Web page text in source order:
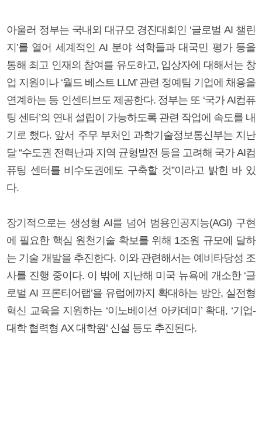
아울러 정부는 국내외 대규모 경진대회인 ‘글로벌 AI 챌린
지’를 열어 세계적인 AI 분야 석학들과 대국민 평가 등을
통해 최고 인재의 참여를 유도하고, 입상자에 대해서는 창
업 지원이나 ‘월드 베스트 LLM’ 관련 정예팀 기업에 채용을
연계하는 등 인센티브도 제공한다. 정부는 또 ‘국가 AI컴퓨
팅 센터’의 연내 설립이 가능하도록 관련 작업에 속도를 내
기로 했다. 앞서 주무 부처인 과학기술정보통신부는 지난
달 “수도권 전력난과 지역 균형발전 등을 고려해 국가 AI컴
퓨팅 센터를 비수도권에도 구축할 것”이라고 밝힌 바 있
다.
장기적으로는 생성형 AI를 넘어 범용인공지능(AGI) 구현
에 필요한 핵심 원천기술 확보를 위해 1조원 규모에 달하
는 기술 개발을 추진한다. 이와 관련해서는 예비타당성 조
사를 진행 중이다. 이 밖에 지난해 미국 뉴욕에 개소한 ‘글
로벌 AI 프론티어랩’을 유럽에까지 확대하는 방안, 실전형
혁신 교육을 지원하는 ‘이노베이션 아카데미’ 확대, ‘기업-
대학 협력형 AX 대학원’ 신설 등도 추진된다.